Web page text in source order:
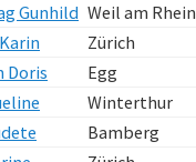
Gunhild Weil am Rhein
Zürich
Doris Egg
Winterthur
Bamberg